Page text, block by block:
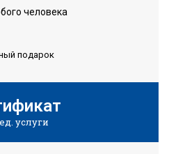
человека
подарок
услуги